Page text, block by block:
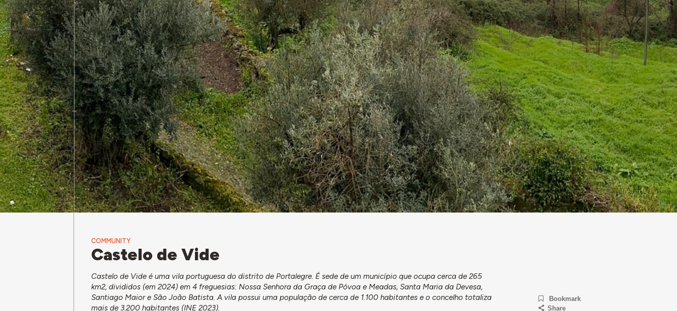
COMMUNITY
Castelo de Vide
Castelo de Vide é uma vila portuguesa do distrito de Portalegre. É sede de um município que ocupa cerca de 265
km2, divididos (em 2024) em 4 freguesias: Nossa Senhora da Graça de Póvoa e Meadas, Santa Maria da Devesa,
Santiago Maior e São João Batista. A vila possui uma população de cerca de 1.100 habitantes e o concelho totaliza
mais de 3.200 habitantes (INE 2023).
Bookmark
Share